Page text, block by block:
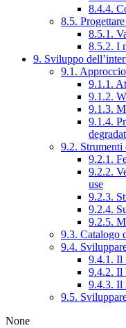
8.4.4.
8.5.
8.5.1.
8.5.2. I
9. Sviluppo
9.1.
9.1.1.
9.1.2.
9.1.3.
9.1.4.
9.2.
9.2.1.
9.2.2.
use
9.2.3.
9.2.4.
9.2.5.
9.3. Catalogo
9.4.
9.4.1. Il
9.4.2. Il
9.4.3. Il
9.5.
None